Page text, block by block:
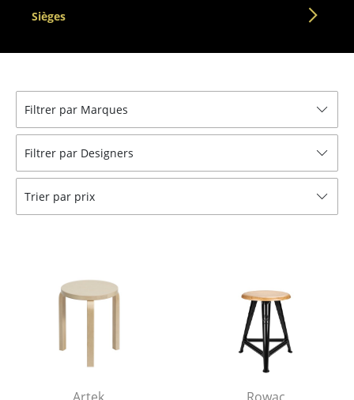
Pièces détachées
... voir tous les sièges
Tables
Tables de repas
Bureaux & Secrétaires
Tables hautes & Pupitres
Sièges
Filtrer par Marques
Filtrer par Designers
Trier par prix